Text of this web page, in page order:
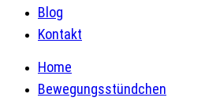
Blog
Kontakt
Home
Bewegungsstündchen